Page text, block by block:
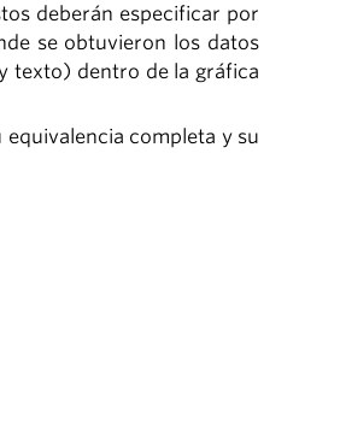
deberán especificar por
se obtuvieron los datos
texto) dentro de la gráfica
completa y su